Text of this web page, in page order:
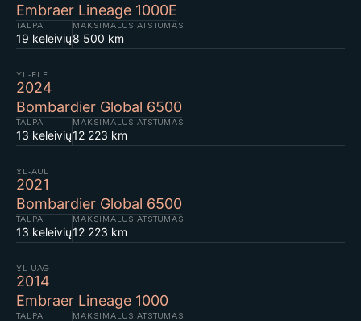
Embraer Lineage 1000E
TALPA
19 keleivių
MAKSIMALUS ATSTUMAS
8 500 km
YL-ELF
2024
Bombardier Global 6500
TALPA
13 keleivių
MAKSIMALUS ATSTUMAS
12 223 km
YL-AUL
2021
Bombardier Global 6500
TALPA
13 keleivių
MAKSIMALUS ATSTUMAS
12 223 km
YL-UAG
2014
Embraer Lineage 1000
TALPA MAKSIMALUS ATSTUMAS